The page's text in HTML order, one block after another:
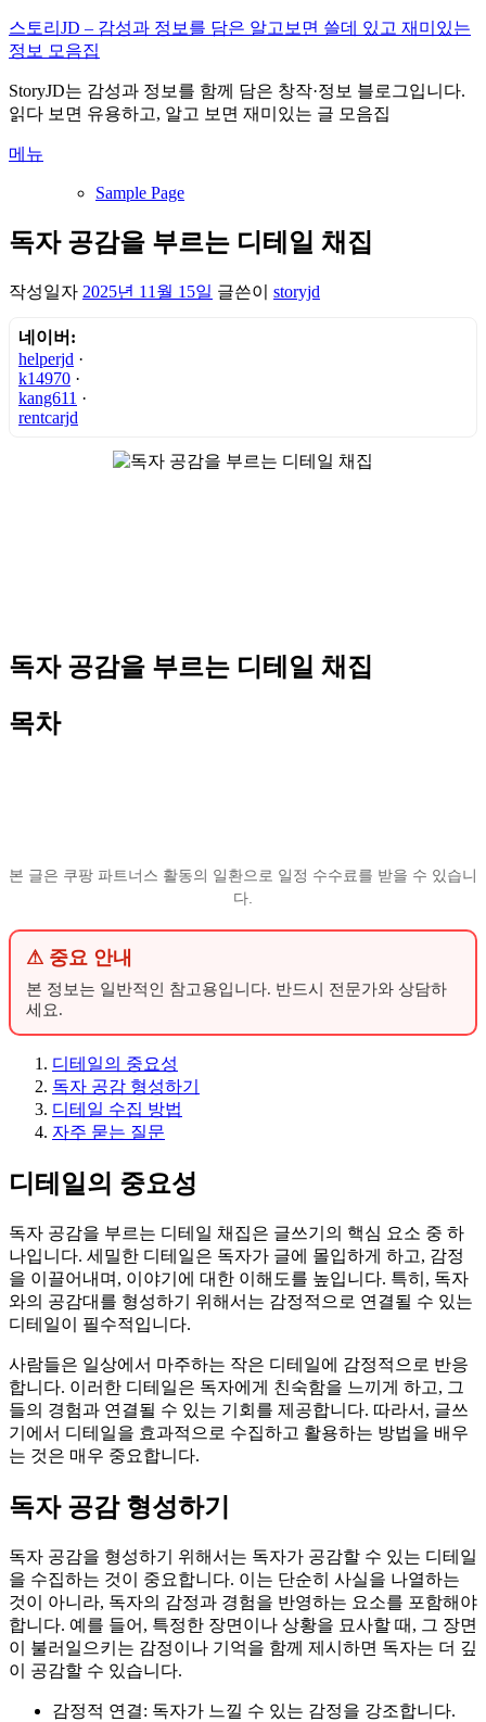
내
용
로
바
가
스토리JD – 감성과 정보를 담은 알고보면 쓸데 있고 재미있는
정보 모음집
StoryJD는 감성과 정보를 함께 담은 창작·정보 블로그입니다.
읽다 보면 유용하고, 알고 보면 재미있는 글 모음집
메뉴
Sample Page
독자 공감을 부르는 디테일 채집
작성일자 2025년 11월 15일 글쓴이 storyjd
네이버:
helperjd ·
k14970 ·
kang611 ·
rentcarjd
독자 공감을 부르는 디테일 채집
목차
본 글은 쿠팡 파트너스 활동의 일환으로 일정 수수료를 받을 수 있습니
다.
⚠ 중요 안내
본 정보는 일반적인 참고용입니다. 반드시 전문가와 상담하
세요.
디테일의 중요성
독자 공감 형성하기
디테일 수집 방법
자주 묻는 질문
디테일의 중요성
독자 공감을 부르는 디테일 채집은 글쓰기의 핵심 요소 중 하
나입니다. 세밀한 디테일은 독자가 글에 몰입하게 하고, 감정
을 이끌어내며, 이야기에 대한 이해도를 높입니다. 특히, 독자
와의 공감대를 형성하기 위해서는 감정적으로 연결될 수 있는
디테일이 필수적입니다.
사람들은 일상에서 마주하는 작은 디테일에 감정적으로 반응
합니다. 이러한 디테일은 독자에게 친숙함을 느끼게 하고, 그
들의 경험과 연결될 수 있는 기회를 제공합니다. 따라서, 글쓰
기에서 디테일을 효과적으로 수집하고 활용하는 방법을 배우
는 것은 매우 중요합니다.
독자 공감 형성하기
독자 공감을 형성하기 위해서는 독자가 공감할 수 있는 디테일
을 수집하는 것이 중요합니다. 이는 단순히 사실을 나열하는
것이 아니라, 독자의 감정과 경험을 반영하는 요소를 포함해야
합니다. 예를 들어, 특정한 장면이나 상황을 묘사할 때, 그 장면
이 불러일으키는 감정이나 기억을 함께 제시하면 독자는 더 깊
이 공감할 수 있습니다.
감정적 연결: 독자가 느낄 수 있는 감정을 강조합니다.